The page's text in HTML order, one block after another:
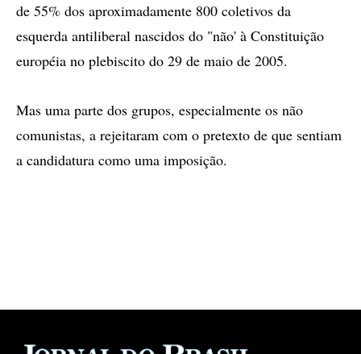
de 55% dos aproximadamente 800 coletivos da
esquerda antiliberal nascidos do "não' à Constituição
européia no plebiscito do 29 de maio de 2005.
Mas uma parte dos grupos, especialmente os não
comunistas, a rejeitaram com o pretexto de que sentiam
a candidatura como uma imposição.